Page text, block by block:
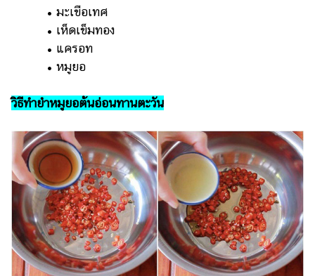
• มะเขือเทศ
• เห็ดเข็มทอง
• แครอท
• หมูยอ
วิธีทำยำหมูยอต้นอ่อนทานตะวัน